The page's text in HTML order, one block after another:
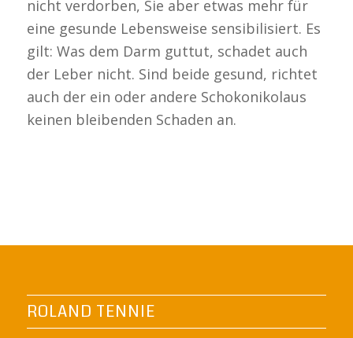
nicht verdorben, Sie aber etwas mehr für
eine gesunde Lebensweise sensibilisiert. Es
gilt: Was dem Darm guttut, schadet auch
der Leber nicht. Sind beide gesund, richtet
auch der ein oder andere Schokonikolaus
keinen bleibenden Schaden an.
ROLAND TENNIE